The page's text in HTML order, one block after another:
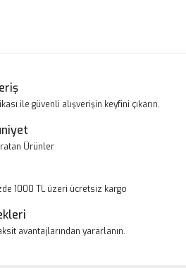
Yorum Yaz
veya görüntülenemiyor.
bulunuyor.
alternatifler olmalı.
ile güvenli alışverişin keyfini çıkarın.
Ürünler
1000 TL üzeri ücretsiz kargo
avantajlarından yararlanın.